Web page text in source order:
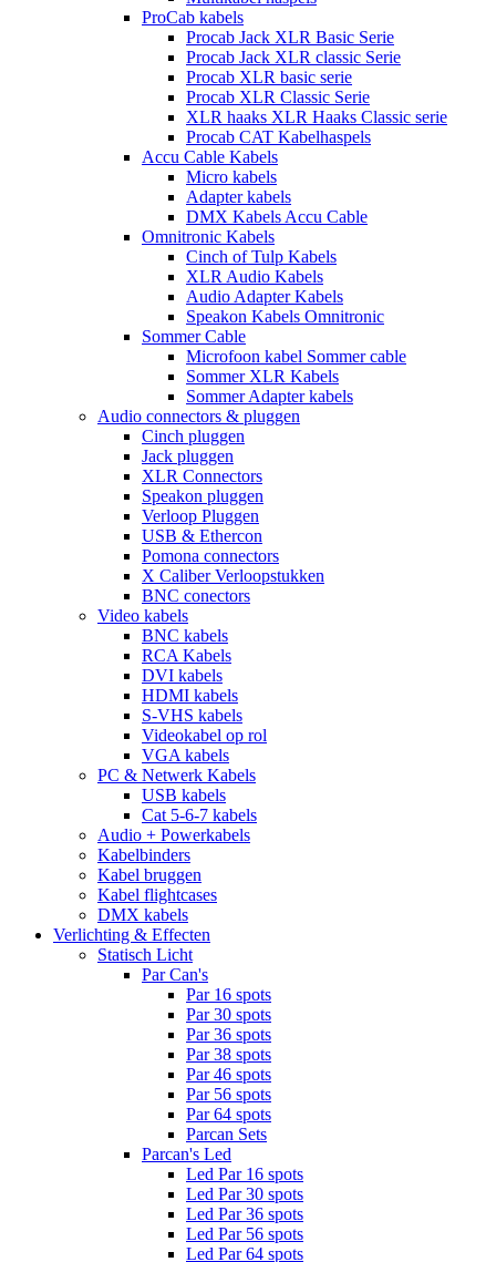
ProCab kabels
Procab Jack XLR Basic Serie
Procab Jack XLR classic Serie
Procab XLR basic serie
Procab XLR Classic Serie
XLR haaks XLR Haaks Classic serie
Procab CAT Kabelhaspels
Accu Cable Kabels
Micro kabels
Adapter kabels
DMX Kabels Accu Cable
Omnitronic Kabels
Cinch of Tulp Kabels
XLR Audio Kabels
Audio Adapter Kabels
Speakon Kabels Omnitronic
Sommer Cable
Microfoon kabel Sommer cable
Sommer XLR Kabels
Sommer Adapter kabels
Audio connectors & pluggen
Cinch pluggen
Jack pluggen
XLR Connectors
Speakon pluggen
Verloop Pluggen
USB & Ethercon
Pomona connectors
X Caliber Verloopstukken
BNC conectors
Video kabels
BNC kabels
RCA Kabels
DVI kabels
HDMI kabels
S-VHS kabels
Videokabel op rol
VGA kabels
PC & Netwerk Kabels
USB kabels
Cat 5-6-7 kabels
Audio + Powerkabels
Kabelbinders
Kabel bruggen
Kabel flightcases
DMX kabels
Verlichting & Effecten
Statisch Licht
Par Can's
Par 16 spots
Par 30 spots
Par 36 spots
Par 38 spots
Par 46 spots
Par 56 spots
Par 64 spots
Parcan Sets
Parcan's Led
Led Par 16 spots
Led Par 30 spots
Led Par 36 spots
Led Par 56 spots
Led Par 64 spots